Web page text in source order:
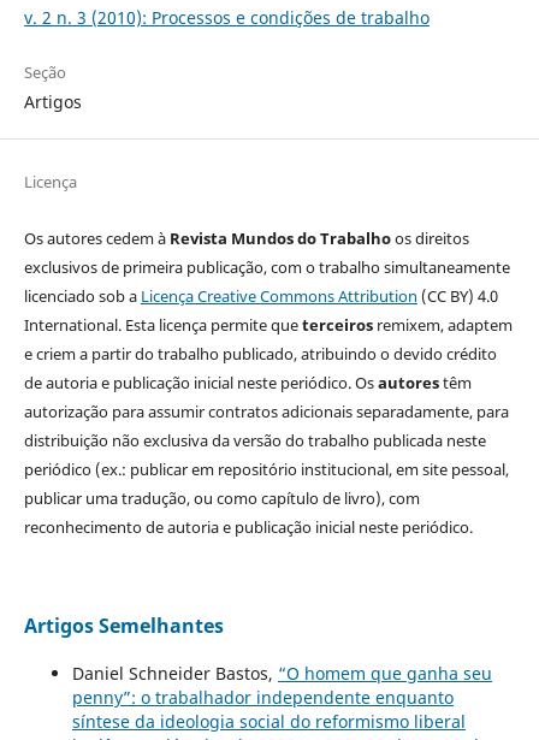
v. 2 n. 3 (2010): Processos e condições de trabalho
Seção
Artigos
Licença
Os autores cedem à Revista Mundos do Trabalhoos direitos
exclusivos de primeira publicação, com o trabalho simultaneamente
licenciado sob a Licença Creative Commons Attribution (CC BY) 4.0
International. Esta licença permite queterceirosremixem, adaptem
e criem a partir do trabalho publicado, atribuindo o devido crédito
de autoria e publicação inicial neste periódico. Osautorestêm
autorização para assumir contratos adicionais separadamente, para
distribuição não exclusiva da versão do trabalho publicada neste
periódico (ex.: publicar em repositório institucional, em site pessoal,
publicar uma tradução, ou como capítulo de livro), com
reconhecimento de autoria e publicação inicial neste periódico.
Artigos Semelhantes
Daniel Schneider Bastos, “O homem que ganha seu
penny”: o trabalhador independente enquanto
síntese da ideologia social do reformismo liberal